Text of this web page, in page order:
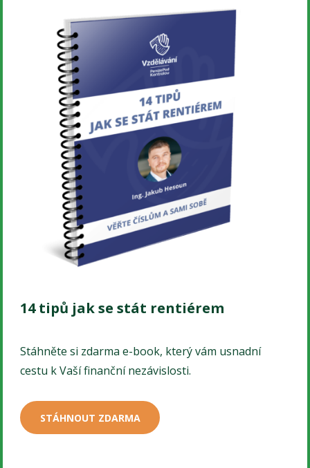
14 tipů jak se stát rentiérem
Stáhněte si zdarma e-book, který vám usnadní
cestu k Vaší finanční nezávislosti.
STÁHNOUT ZDARMA